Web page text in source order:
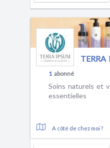
TERRA
1abonné
Soins naturels et
essentielles
A côté de chez moi ?